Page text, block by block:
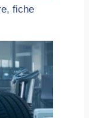
fiche